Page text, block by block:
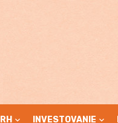
INVESTOVANIE